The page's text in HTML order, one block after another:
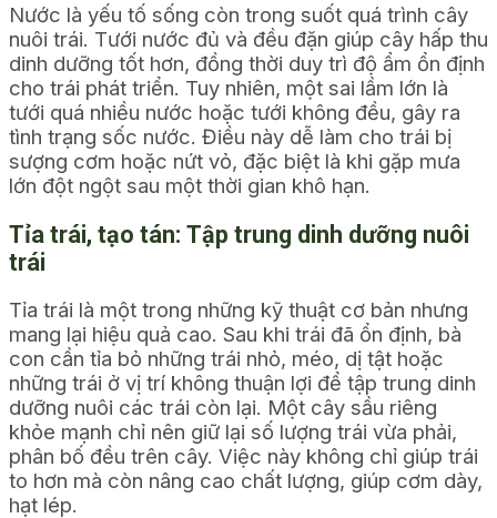
Nước là yếu tố sống còn trong suốt quá trình cây
nuôi trái. Tưới nước đủ và đều đặn giúp cây hấp thu
dinh dưỡng tốt hơn, đồng thời duy trì độ ẩm ổn định
cho trái phát triển. Tuy nhiên, một sai lầm lớn là
tưới quá nhiều nước hoặc tưới không đều, gây ra
tình trạng sốc nước. Điều này dễ làm cho trái bị
sượng cơm hoặc nứt vỏ, đặc biệt là khi gặp mưa
lớn đột ngột sau một thời gian khô hạn.
Tỉa trái, tạo tán: Tập trung dinh dưỡng nuôi
trái
Tỉa trái là một trong những kỹ thuật cơ bản nhưng
mang lại hiệu quả cao. Sau khi trái đã ổn định, bà
con cần tỉa bỏ những trái nhỏ, méo, dị tật hoặc
những trái ở vị trí không thuận lợi để tập trung dinh
dưỡng nuôi các trái còn lại. Một cây sầu riêng
khỏe mạnh chỉ nên giữ lại số lượng trái vừa phải,
phân bố đều trên cây. Việc này không chỉ giúp trái
to hơn mà còn nâng cao chất lượng, giúp cơm dày,
hạt lép.